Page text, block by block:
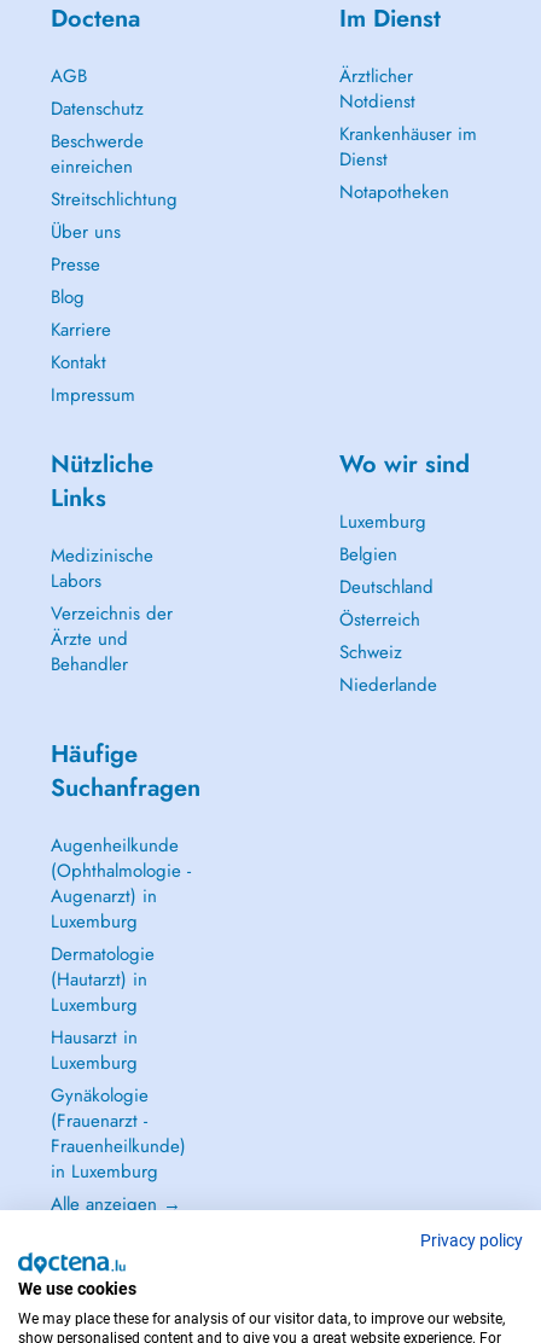
Doctena
AGB
Datenschutz
Beschwerde
einreichen
Streitschlichtung
Über uns
Presse
Blog
Karriere
Kontakt
Impressum
Im Dienst
Ärztlicher
Notdienst
Krankenhäuser im
Dienst
Notapotheken
Nützliche
Links
Medizinische
Labors
Verzeichnis der
Ärzte und
Behandler
Wo wir sind
Luxemburg
Belgien
Deutschland
Österreich
Schweiz
Niederlande
Häufige
Suchanfragen
Augenheilkunde
(Ophthalmologie -
Augenarzt) in
Luxemburg
Dermatologie
(Hautarzt) in
Luxemburg
Hausarzt in
Luxemburg
Gynäkologie
(Frauenarzt -
Frauenheilkunde)
in Luxemburg
Alle anzeigen →
IM NOTFALL WENDEN SIE SICH AN : 112
Privacy policy
We use cookies
We may place these for analysis of our visitor data, to improve our website,
show personalised content and to give you a great website experience. For